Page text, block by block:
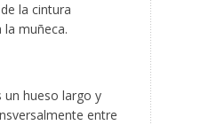
la cintura
la muñeca.
un hueso largo y
entre